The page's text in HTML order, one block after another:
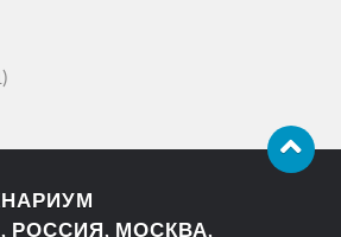
РОССИЯ, МОСКВА,